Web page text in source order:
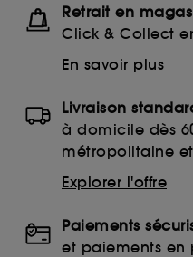
Retrait en
Click & Collect
En savoir plus
Livraison
à domicile dès
métropolitaine
Explorer l'offre
Paiements
et paiements en